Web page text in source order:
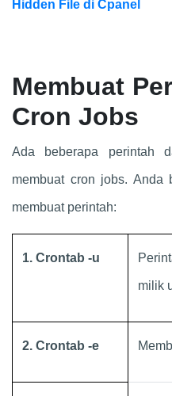
Hidden File di Cpanel
Membuat
Cron Jobs
Ada beberapa perintah
membuat cron jobs.
membuat perintah:
1. Crontab -u
milik
2. Crontab -e